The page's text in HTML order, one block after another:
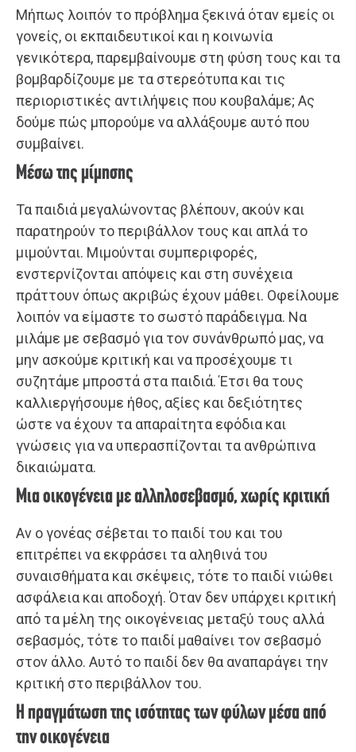
Μήπως λοιπόν το πρόβλημα ξεκινά όταν εμείς οι
γονείς, οι εκπαιδευτικοί και η κοινωνία
γενικότερα, παρεμβαίνουμε στη φύση τους και τα
βομβαρδίζουμε με τα στερεότυπα και τις
περιοριστικές αντιλήψεις που κουβαλάμε; Ας
δούμε πώς μπορούμε να αλλάξουμε αυτό που
συμβαίνει.
Μέσω της μίμησης
Τα παιδιά μεγαλώνοντας βλέπουν, ακούν και
παρατηρούν το περιβάλλον τους και απλά το
μιμούνται. Μιμούνται συμπεριφορές,
ενστερνίζονται απόψεις και στη συνέχεια
πράττουν όπως ακριβώς έχουν μάθει. Οφείλουμε
λοιπόν να είμαστε το σωστό παράδειγμα. Να
μιλάμε με σεβασμό για τον συνάνθρωπό μας, να
μην ασκούμε κριτική και να προσέχουμε τι
συζητάμε μπροστά στα παιδιά. Έτσι θα τους
καλλιεργήσουμε ήθος, αξίες και δεξιότητες
ώστε να έχουν τα απαραίτητα εφόδια και
γνώσεις για να υπερασπίζονται τα ανθρώπινα
δικαιώματα.
Μια οικογένεια με αλληλοσεβασμό, χωρίς κριτική
Αν ο γονέας σέβεται το παιδί του και του
επιτρέπει να εκφράσει τα αληθινά του
συναισθήματα και σκέψεις, τότε το παιδί νιώθει
ασφάλεια και αποδοχή. Όταν δεν υπάρχει κριτική
από τα μέλη της οικογένειας μεταξύ τους αλλά
σεβασμός, τότε το παιδί μαθαίνει τον σεβασμό
στον άλλο. Αυτό το παιδί δεν θα αναπαράγει την
κριτική στο περιβάλλον του.
Η πραγμάτωση της ισότητας των φύλων μέσα από
την οικογένεια